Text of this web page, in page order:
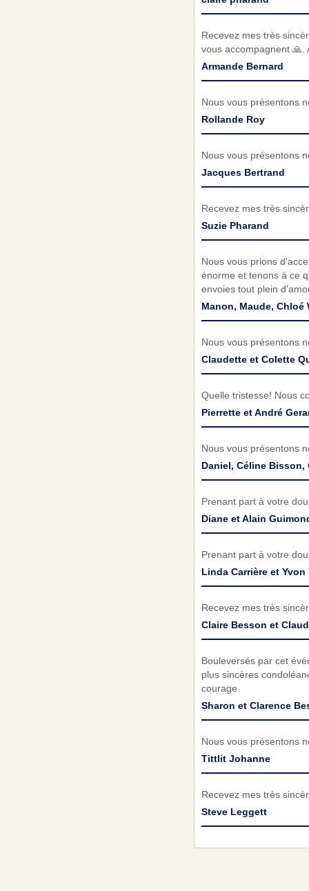
Recevez mes très
vous accompagnent 🙏.
Armande Bernard
Nous vous présentons
Rollande Roy
Nous vous présentons
Jacques Bertrand
Recevez mes très
Suzie Pharand
Nous vous prions
énorme et tenons à ce
envoies tout plein
Manon, Maude, Chloé
Nous vous présentons
Claudette et Colette
Quelle tristesse! Nous
Pierrette et André
Nous vous présentons
Daniel, Céline Bisson,
Prenant part à votre
Diane et Alain
Prenant part à votre
Linda Carrière et
Recevez mes très
Claire Besson et
Bouleversés par cet
plus sincères
courage
Sharon et Clarence
Nous vous présentons
Tittlit Johanne
Recevez mes très
Steve Leggett